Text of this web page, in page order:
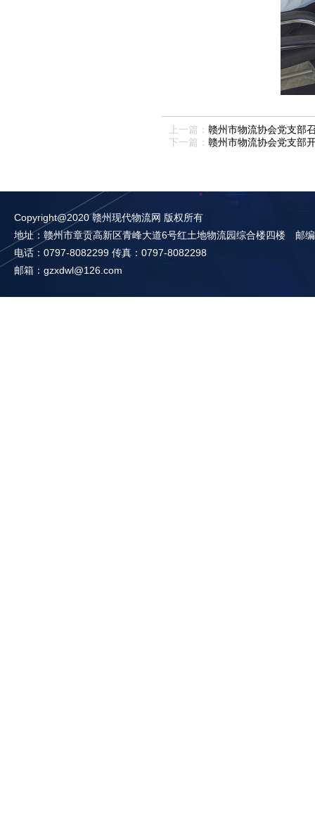
上一篇： 赣州市物流协会党支部
下一篇： 赣州市物流协会党支部
Copyright@2020 赣州现代物流网 版权所有
地址：赣州市章贡高新区青峰大道6号红土地物流园综合楼四楼 邮
电话：0797-8082299 传真：0797-8082298
邮箱：gzxdwl@126.com